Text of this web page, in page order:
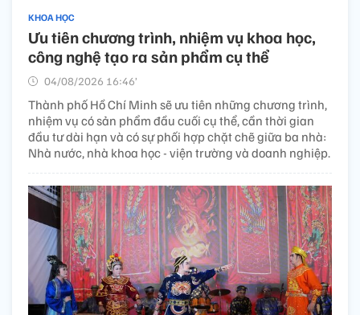
KHOA HỌC
Ưu tiên chương trình, nhiệm vụ khoa học,
công nghệ tạo ra sản phẩm cụ thể
04/08/2026 16:46’
Thành phố Hồ Chí Minh sẽ ưu tiên những chương trình,
nhiệm vụ có sản phẩm đầu cuối cụ thể, cần thời gian
đầu tư dài hạn và có sự phối hợp chặt chẽ giữa ba nhà:
Nhà nước, nhà khoa học - viện trường và doanh nghiệp.